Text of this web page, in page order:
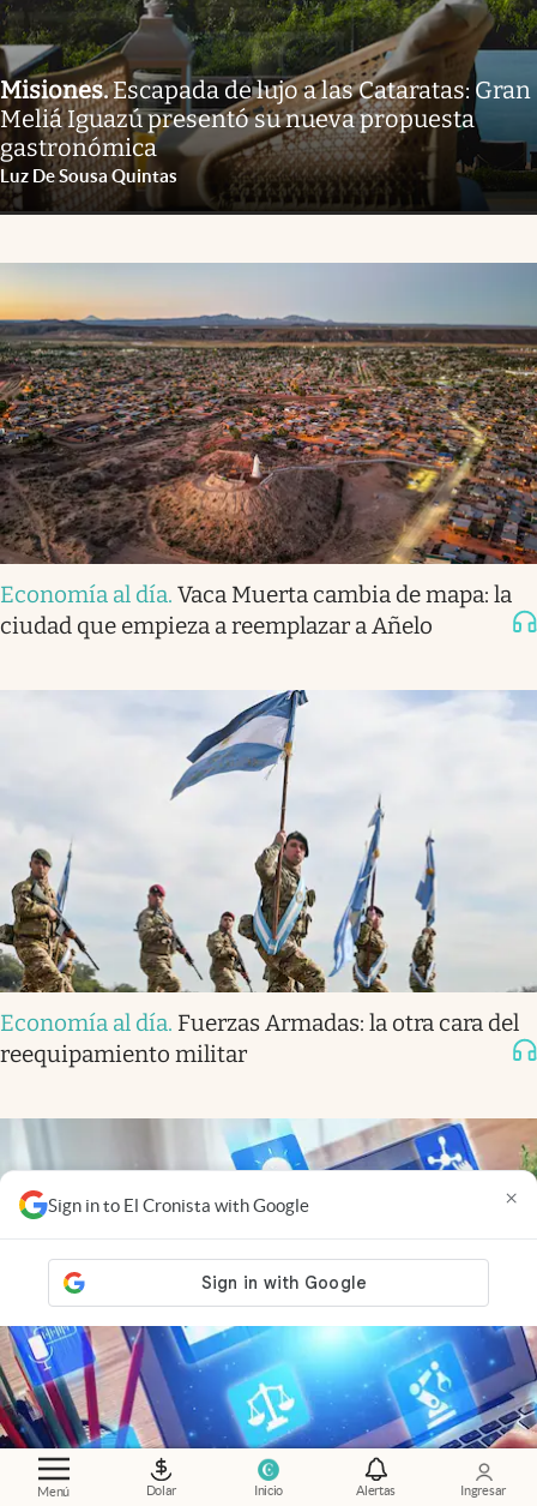
Menú Dolar Inicio Alertas Ingresar
Sign in to El Cronista with Google ×
Misiones.Escapada de lujo a las Cataratas: Gran
Meliá Iguazú presentó su nueva propuesta
gastronómica
Luz De Sousa Quintas
Economía al día. Vaca Muerta cambia de mapa: la
ciudad que empieza a reemplazar a Añelo
Economía al día. Fuerzas Armadas: la otra cara del
reequipamiento militar